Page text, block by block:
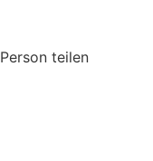
Person teilen